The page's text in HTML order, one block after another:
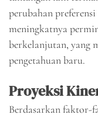
perubahan
meningkatnya
berkelanjutan, yang
pengetahuan baru.
Proyeksi
Berdasarkan